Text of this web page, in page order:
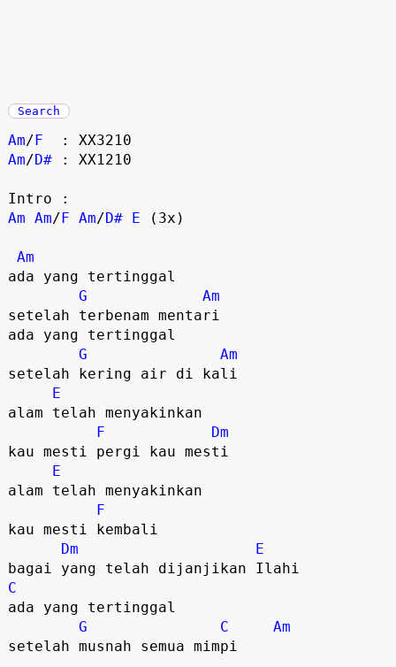
Search
Am/F : XX3210
Am/D#: XX1210
Intro :
Am Am/F Am/D# E (3x)
Am
ada yang tertinggal
G
Am
setelah terbenam mentari
ada yang tertinggal
G
Am
setelah kering air di kali
E
alam telah menyakinkan
F
Dm
kau mesti pergi kau mesti
E
alam telah menyakinkan
F
kau mesti kembali
Dm
E
bagai yang telah dijanjikan Ilahi
C
ada yang tertinggal
G
C
Am
setelah musnah semua mimpi